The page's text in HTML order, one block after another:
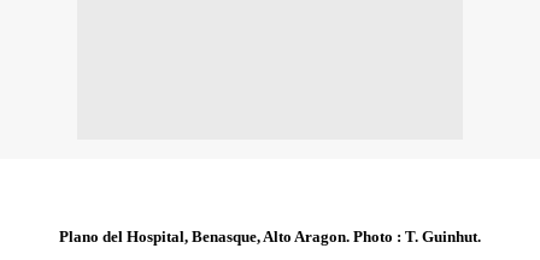
Plano del Hospital, Benasque, Alto Aragon. Photo : T. Guinhut.